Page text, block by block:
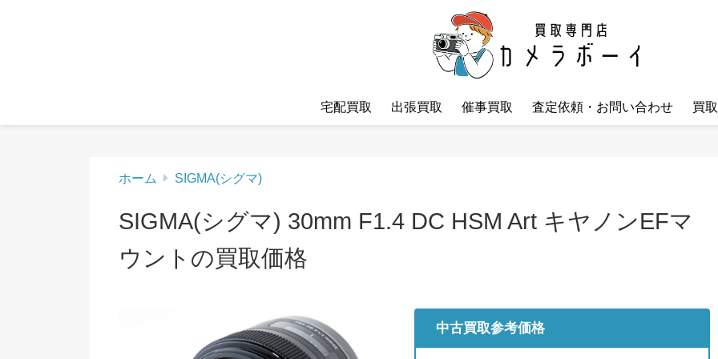
宅配買取 出張買取 催事買取 査定依頼・お問い合わせ 買
ホーム SIGMA(シグマ)
SIGMA(シグマ) 30mm F1.4 DC HSM Art キヤノンEFマ
ウントの買取価格
中古買取参考価格